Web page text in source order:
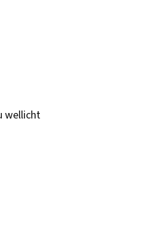
wellicht